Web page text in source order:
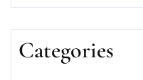
Categories